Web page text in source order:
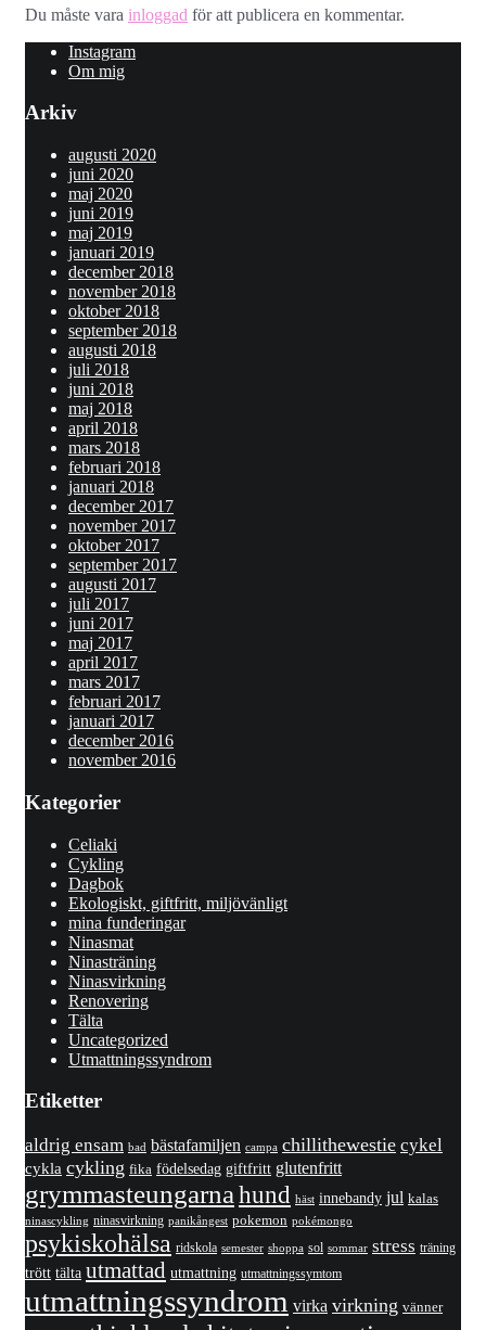
Du måste vara inloggad för att publicera en kommentar.
Instagram
Om mig
Arkiv
augusti 2020
juni 2020
maj 2020
juni 2019
maj 2019
januari 2019
december 2018
november 2018
oktober 2018
september 2018
augusti 2018
juli 2018
juni 2018
maj 2018
april 2018
mars 2018
februari 2018
januari 2018
december 2017
november 2017
oktober 2017
september 2017
augusti 2017
juli 2017
juni 2017
maj 2017
april 2017
mars 2017
februari 2017
januari 2017
december 2016
november 2016
Kategorier
Celiaki
Cykling
Dagbok
Ekologiskt, giftfritt, miljövänligt
mina funderingar
Ninasmat
Ninasträning
Ninasvirkning
Renovering
Tälta
Uncategorized
Utmattningssyndrom
Etiketter
aldrig ensam bad bästafamiljen campa chillithewestie cykel
cykla cykling fika födelsedag giftfritt glutenfritt
grymmasteungarna hund häst innebandy jul kalas
ninascykling ninasvirkning panikångest pokemon pokémongo
psykiskohälsa ridskola semester shoppa sol sommar stress träning
trött tälta utmattad utmattning utmattningssymtom
utmattningssyndrom virka virkning vänner